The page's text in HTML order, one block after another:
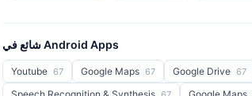
شائع في Android Apps
Youtube 67 Google Maps 67 Google Drive 67